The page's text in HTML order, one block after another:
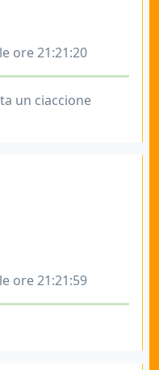
ore 21:21:20
un ciaccione
ore 21:21:59